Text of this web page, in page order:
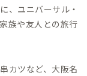
、ユニバーサル・
族や友人との旅行
カツなど、大阪名